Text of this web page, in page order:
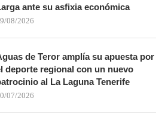
ante su asfixia económica
08/2026
de Teror amplía su apuesta por
deporte regional con un nuevo
al La Laguna Tenerife
07/2026